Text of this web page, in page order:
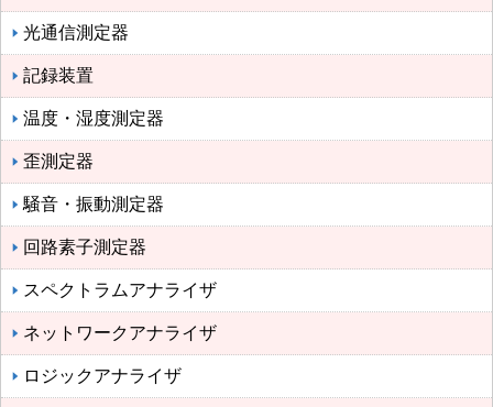
光通信測定器
記録装置
温度・湿度測定器
歪測定器
騒音・振動測定器
回路素子測定器
スペクトラムアナライザ
ネットワークアナライザ
ロジックアナライザ